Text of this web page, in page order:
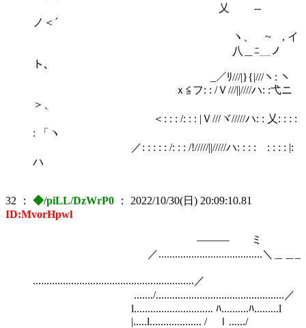
乂 --
ノ＜´
ヽ、 ~ , イ
八＿ﾆ＿ノ
ト、
_／ﾘ///|}{|///ヽ: ヽ
ｘ≦フ: : /Ｖ///||////ハ: :弋ニ
＞、
＜: : : /: : : |Ｖ///ヾ/////ハ: : 乂: : : :
: 「ヽ
／: : : : : /: : : /!/////||/////ハ: : : :ゝ: : : : |:
ハ
32 ： ◆/piLL/DzWrP0 ： 2022/10/30(日) 20:09:10.81
ID:MvorHpwl
――― ミ
／......................................＼＿＿_
...........................................................／
......./...............................................／
l............................. ﾊ..........ﾊ.........l
|.....l................... / ｌ....../